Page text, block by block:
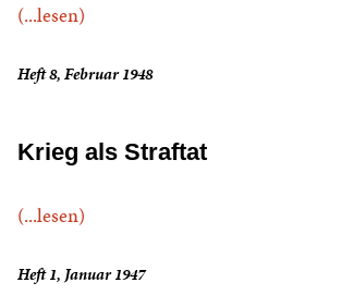
(...lesen)
Heft 8, Februar 1948
Krieg als Straftat
(...lesen)
Heft 1, Januar 1947